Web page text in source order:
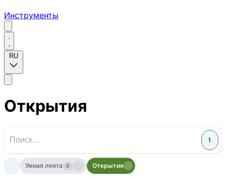
Инструменты
RU
Открытия
1
Умная лента 0 Открытия